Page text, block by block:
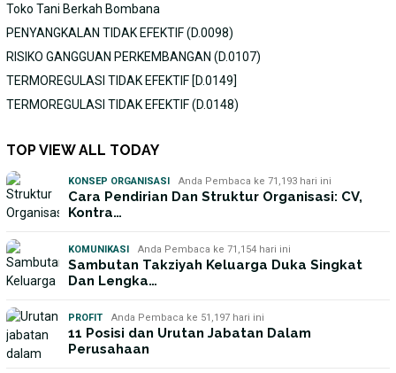
Toko Tani Berkah Bombana
PENYANGKALAN TIDAK EFEKTIF (D.0098)
RISIKO GANGGUAN PERKEMBANGAN (D.0107)
TERMOREGULASI TIDAK EFEKTIF [D.0149]
TERMOREGULASI TIDAK EFEKTIF (D.0148)
TOP VIEW ALL TODAY
KONSEP ORGANISASI Anda Pembaca ke 71,193 hari ini
Cara Pendirian Dan Struktur Organisasi: CV,
Kontra…
KOMUNIKASI Anda Pembaca ke 71,154 hari ini
Sambutan Takziyah Keluarga Duka Singkat
Dan Lengka…
PROFIT Anda Pembaca ke 51,197 hari ini
11 Posisi dan Urutan Jabatan Dalam
Perusahaan